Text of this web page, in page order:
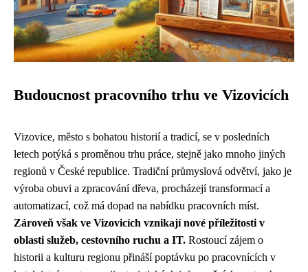
Budoucnost pracovního trhu ve Vizovicích
Vizovice, město s bohatou historií a tradicí, se v posledních
letech potýká s proměnou trhu práce, stejně jako mnoho jiných
regionů v České republice. Tradiční průmyslová odvětví, jako je
výroba obuvi a zpracování dřeva, procházejí transformací a
automatizací, což má dopad na nabídku pracovních míst.
Zároveň však ve Vizovicích vznikají nové příležitosti v
oblasti služeb, cestovního ruchu a IT. Rostoucí zájem o
historii a kulturu regionu přináší poptávku po pracovnících v